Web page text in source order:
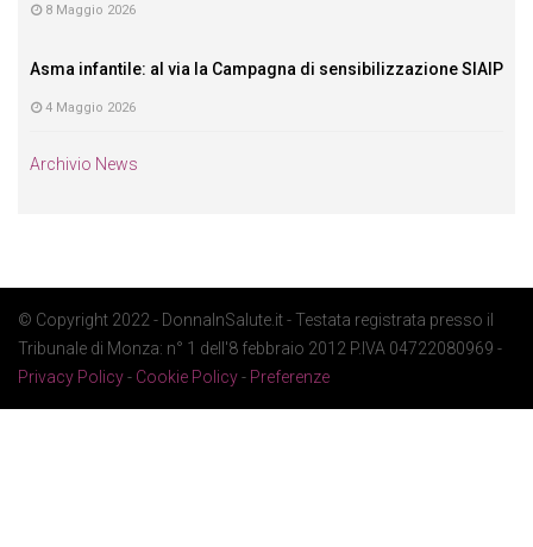
8 Maggio 2026
Asma infantile: al via la Campagna di sensibilizzazione SIAIP
4 Maggio 2026
Archivio News
© Copyright 2022 - DonnaInSalute.it - Testata registrata presso il
Tribunale di Monza: n° 1 dell'8 febbraio 2012 P.IVA 04722080969 -
Privacy Policy- Cookie Policy- Preferenze